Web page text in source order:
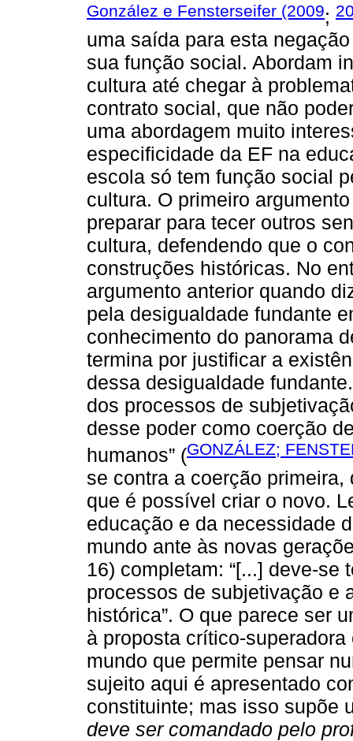
González e Fensterseifer (2009;
uma saída para esta
sua função social. Abordam
cultura até chegar à
contrato social, que não
uma abordagem muito
especificidade da EF na
escola só tem função social
cultura. O primeiro
preparar para tecer outros
cultura, defendendo que o
construções históricas. No
argumento anterior quando
pela desigualdade fundante
conhecimento do panorama
termina por justificar a
dessa desigualdade
dos processos de
desse poder como coerção
humanos” (GONZÁLEZ;
se contra a coerção
que é possível criar o novo.
educação e da necessidade
mundo ante às novas
16) completam: “[...] deve-
processos de subjetivação e
histórica”. O que parece ser
à proposta crítico-
mundo que permite pensar
sujeito aqui é apresentado
constituinte; mas isso supõe
deve ser comandado pelo